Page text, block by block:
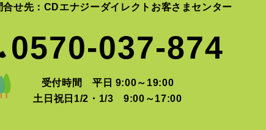
合せ先： CDエナジーダイレクトお客さまセンター
0570-037-874
受付時間 平日 9:00～19:00
土日祝日1/2・1/3 9:00～17:00